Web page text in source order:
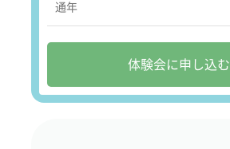
通年
体験会に申し込む